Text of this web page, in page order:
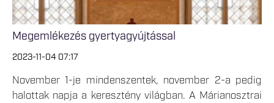
Megemlékezés gyertyagyújtással
2023-11-04 07:17
November 1-je mindenszentek, november 2-a pedig
halottak napja a keresztény világban. A Márianosztrai